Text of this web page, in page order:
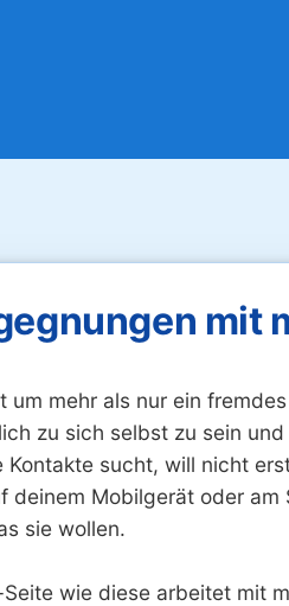
mit
mehr als nur ein
zu sich selbst zu sein
sucht, will nicht
Mobilgerät oder
sie wollen.
wie diese arbeitet mit